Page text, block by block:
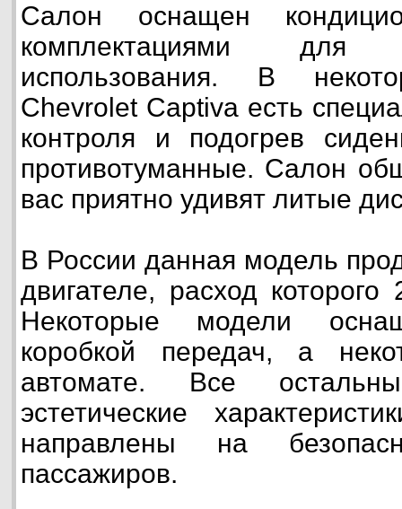
Салон оснащен
комплектациями для
использования. В
Chevrolet Captiva есть
контроля и подогрев
противотуманные. Салон
вас приятно удивят литые
В России данная модель
двигателе, расход
Некоторые модели
коробкой передач, а
автомате. Все
эстетические
направлены на
пассажиров.